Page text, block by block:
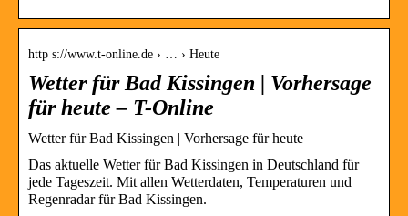
http s://www.t-online.de › … › Heute
Wetter für Bad Kissingen | Vorhersage
für heute – T-Online
Wetter für Bad Kissingen | Vorhersage für heute
Das aktuelle Wetter für Bad Kissingen in Deutschland für
jede Tageszeit. Mit allen Wetterdaten, Temperaturen und
Regenradar für Bad Kissingen.